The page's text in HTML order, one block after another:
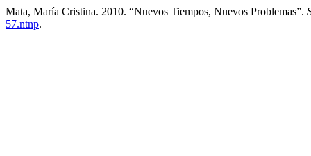
Mata, María Cristina. 2010. “Nuevos Tiempos, Nuevos Problemas”.
57.ntnp.